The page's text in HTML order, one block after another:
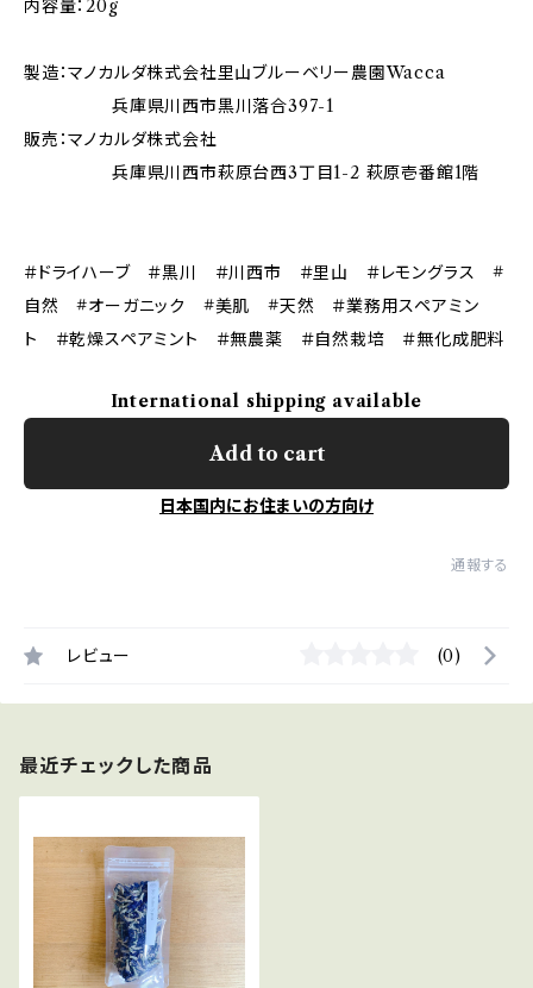
内容量：20g
製造：マノカルダ株式会社里山ブルーベリー農園Wacca
兵庫県川西市黒川落合397-1
販売：マノカルダ株式会社
兵庫県川西市萩原台西3丁目1-2 萩原壱番館1階
＃ドライハーブ ＃黒川 ＃川西市 ＃里山 ＃レモングラス #
自然 #オーガニック #美肌 #天然 ＃業務用スペアミン
ト ＃乾燥スペアミント ＃無農薬 ＃自然栽培 ＃無化成肥料
International shipping available
Add to cart
日本国内にお住まいの方向け
通報する
レビュー (0)
最近チェックした商品